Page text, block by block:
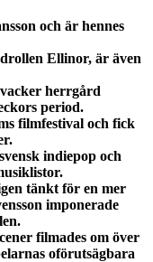
och är hennes
Ellinor, är även
herrgård
period.
filmfestival och fick
indiepop och
tänkt för en mer
imponerade
filmades om över
oförutsägbara